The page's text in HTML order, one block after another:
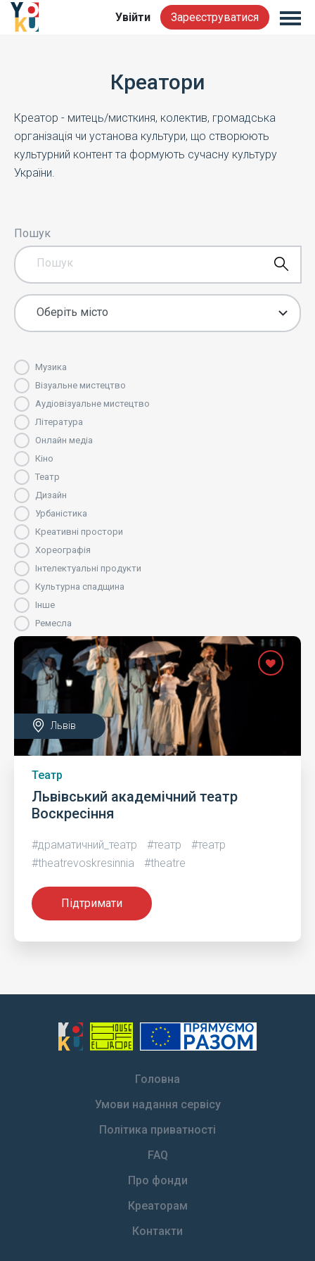
Увійти Зареєструватися
Креатори
Креатор - митець/мисткиня, колектив, громадська
організація чи установа культури, що створюють
культурний контент та формують сучасну культуру
України.
Пошук
Оберіть місто
Музика
Візуальне мистецтво
Аудіовізуальне мистецтво
Література
Онлайн медіа
Кіно
Театр
Дизайн
Урбаністика
Креативні простори
Хореографія
Інтелектуальні продукти
Культурна спадщина
Інше
Ремесла
Львів
Театр
Львівський академічний театр
Воскресіння
#драматичний_театр #театр
#театр
#theatrevoskresinnia
#theatre
Підтримати
Головна
Умови надання сервісу
Політика приватності
FAQ
Про фонди
Креаторам
Контакти